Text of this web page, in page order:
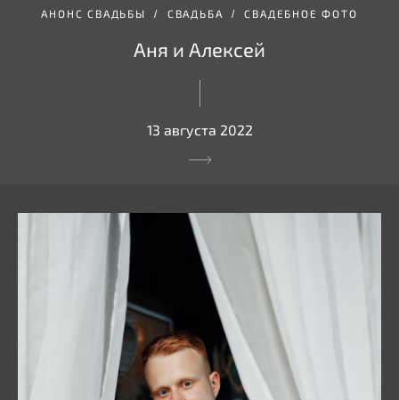
АНОНС СВАДЬБЫ СВАДЬБА СВАДЕБНОЕ ФОТО
Аня и Алексей
13 августа 2022